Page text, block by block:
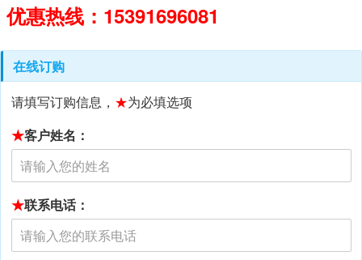
优惠热线：15391696081
在线订购
请填写订购信息， ★为必填选项
★客户姓名：
★联系电话：